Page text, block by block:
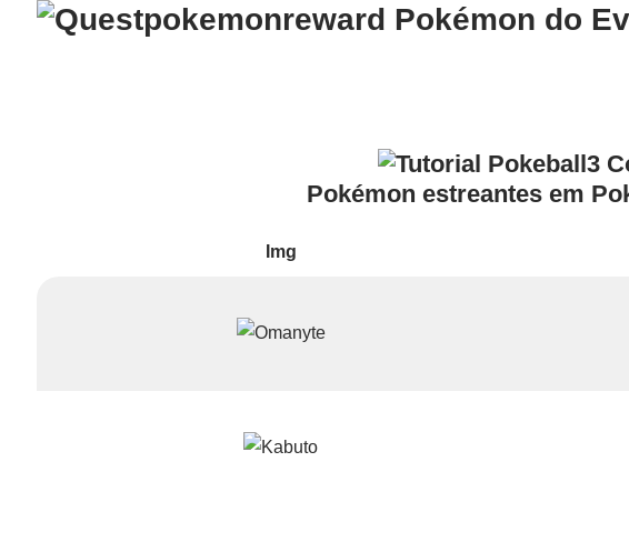
Pokémon do
Pokémon estreantes em
Img